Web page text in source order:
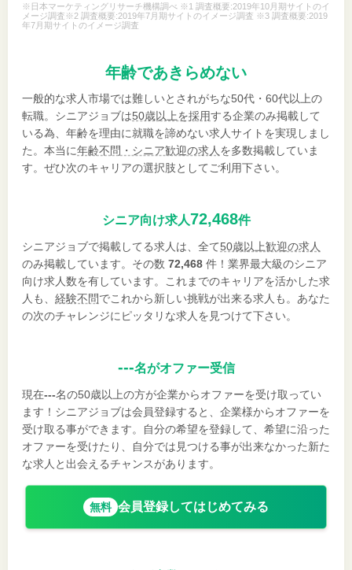
※日本マーケティングリサーチ機構調べ ※1 調査概要:2019年10月期サイトのイ
メージ調査※2 調査概要:2019年7月期サイトのイメージ調査 ※3 調査概要:2019
年7月期サイトのイメージ調査
年齢であきらめない
一般的な求人市場では難しいとされがちな50代・60代以上の
転職。シニアジョブは50歳以上を採用する企業のみ掲載して
いる為、年齢を理由に就職を諦めない求人サイトを実現しまし
た。本当に年齢不問・シニア歓迎の求人 を多数掲載していま
す。ぜひ次のキャリアの選択肢としてご利用下さい。
シニア向け求人72,468件
シニアジョブで掲載してる求人は、全て50歳以上歓迎の求人
のみ掲載しています。その数 72,468 件！業界最大級のシニア
向け求人数を有しています。これまでのキャリアを活かした求
人も、 経験不問でこれから新しい挑戦が出来る求人も。あなた
の次のチャレンジにピッタリな求人を見つけて下さい。
---名がオファー受信
現在---名の50歳以上の方が企業からオファーを受け取ってい
ます！シニアジョブは会員登録すると、企業様からオファーを
受け取る事ができます。自分の希望を登録して、希望に沿った
オファーを受けたり、自分では見つける事が出来なかった新た
な求人と出会えるチャンスがあります。
無料 会員登録してはじめてみる